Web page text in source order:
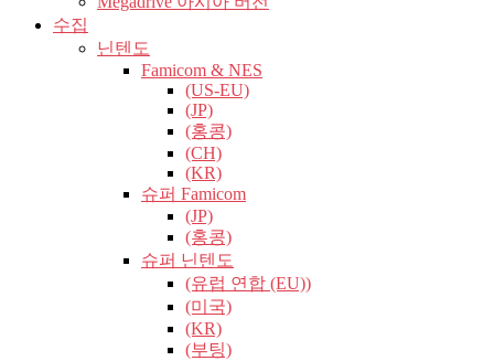
수집
닌텐도
Famicom & NES
(US-EU)
(JP)
(홍콩)
(CH)
(KR)
슈퍼 Famicom
(JP)
(홍콩)
슈퍼 닌텐도
(유럽​​ 연합 (EU))
(미국)
(KR)
(부팅)